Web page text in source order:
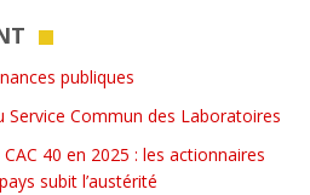
publiques
Service Commun des Laboratoires
40 en 2025 : les actionnaires
subit l’austérité